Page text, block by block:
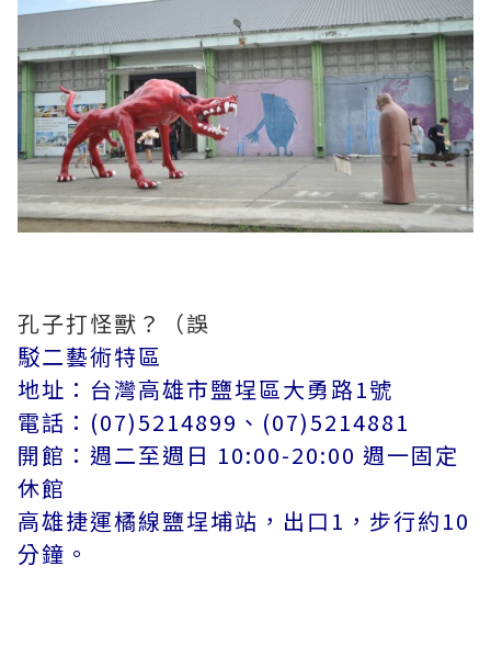
孔子打怪獸？（誤
駁二藝術特區
地址：台灣高雄市鹽埕區大勇路1號
電話：(07)5214899、(07)5214881
開館：週二至週日 10:00-20:00 週一固定
休館
高雄捷運橘線鹽埕埔站，出口1，步行約10
分鐘。